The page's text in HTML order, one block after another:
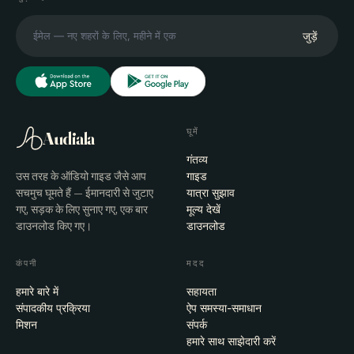
जुड़ें
Audiala
उस तरह के ऑडियो गाइड जैसे आप
सचमुच घूमते हैं — ईमानदारी से जुटाए
गए, सड़क के लिए सुनाए गए, एक बार
डाउनलोड किए गए।
घूमें
गंतव्य
गाइड
यात्रा सुझाव
मूल्य देखें
डाउनलोड
कंपनी
हमारे बारे में
संपादकीय प्रक्रिया
मिशन
मदद
सहायता
ऐप समस्या-समाधान
संपर्क
हमारे साथ साझेदारी करें